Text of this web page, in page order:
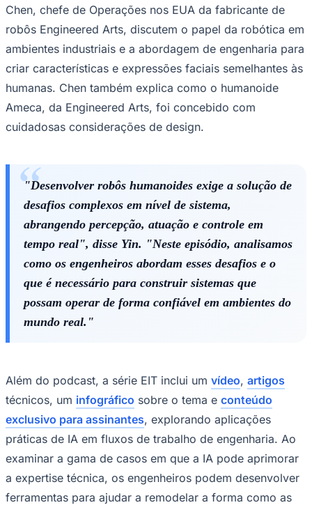
Corinthians
Palmeiras
Chen, chefe de Operações nos EUA da fabricante de
robôs Engineered Arts, discutem o papel da robótica em
ambientes industriais e a abordagem de engenharia para
criar características e expressões faciais semelhantes às
humanas. Chen também explica como o humanoide
Ameca, da Engineered Arts, foi concebido com
cuidadosas considerações de design.
"Desenvolver robôs humanoides exige a solução de
desafios complexos em nível de sistema,
abrangendo percepção, atuação e controle em
tempo real", disse Yin. "Neste episódio, analisamos
como os engenheiros abordam esses desafios e o
que é necessário para construir sistemas que
possam operar de forma confiável em ambientes do
mundo real."
Além do podcast, a série EIT inclui um vídeo, artigos
técnicos, um infográfico sobre o tema e conteúdo
exclusivo para assinantes, explorando aplicações
práticas de IA em fluxos de trabalho de engenharia. Ao
examinar a gama de casos em que a IA pode aprimorar
a expertise técnica, os engenheiros podem desenvolver
ferramentas para ajudar a remodelar a forma como as